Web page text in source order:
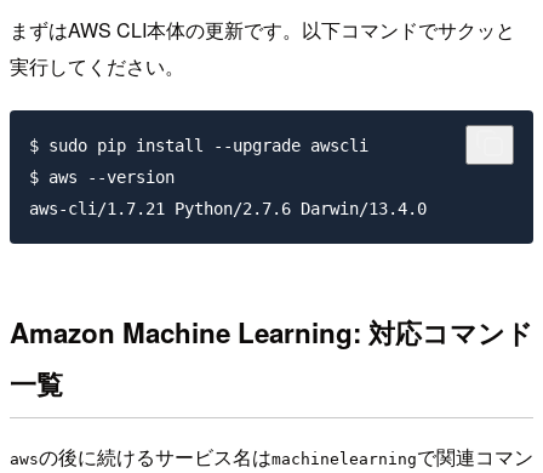
まずはAWS CLI本体の更新です。以下コマンドでサクッと
実行してください。
$ sudo pip install --upgrade awscli
$ aws --version
Amazon Machine Learning: 対応コマンド
一覧
awsの後に続けるサービス名はmachinelearningで関連コマン